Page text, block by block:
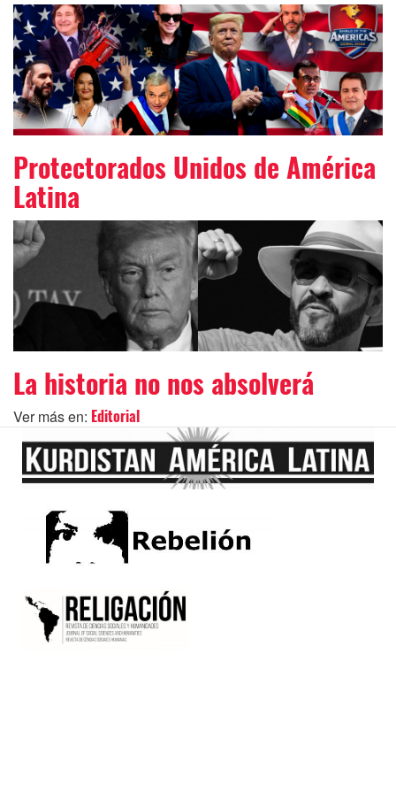
Protectorados Unidos de América
Latina
La historia no nos absolverá
Ver más en: Editorial